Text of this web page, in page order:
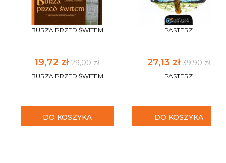
BURZA PRZED ŚWITEM
19,72 zł 29,00 zł
BURZA PRZED ŚWITEM
DO KOSZYKA
PASTERZ
27,13 zł39,90 zł
PASTERZ
DO KOSZYKA